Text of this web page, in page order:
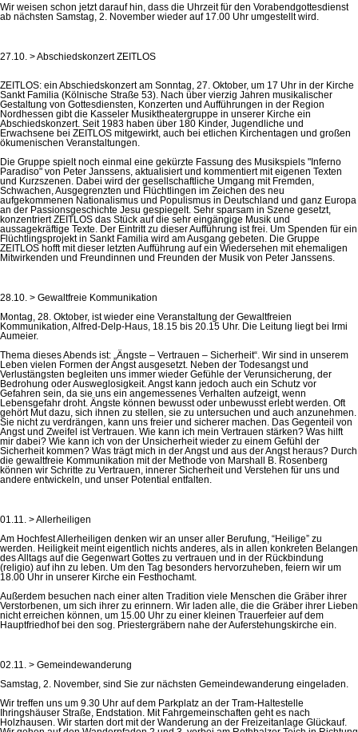
Wir weisen schon jetzt darauf hin, dass die Uhrzeit für den Vorabendgottesdienst
ab nächsten Samstag, 2. November wieder auf 17.00 Uhr umgestellt wird.
27.10. > Abschiedskonzert ZEITLOS
ZEITLOS: ein Abschiedskonzert am Sonntag, 27. Oktober, um 17 Uhr in der Kirche
Sankt Familia (Kölnische Straße 53). Nach über vierzig Jahren musikalischer
Gestaltung von Gottesdiensten, Konzerten und Aufführungen in der Region
Nordhessen gibt die Kasseler Musiktheatergruppe in unserer Kirche ein
Abschiedskonzert. Seit 1983 haben über 180 Kinder, Jugendliche und
Erwachsene bei ZEITLOS mitgewirkt, auch bei etlichen Kirchentagen und großen
ökumenischen Veranstaltungen.
Die Gruppe spielt noch einmal eine gekürzte Fassung des Musikspiels "Inferno
Paradiso" von Peter Janssens, aktualisiert und kommentiert mit eigenen Texten
und Kurzszenen. Dabei wird der gesellschaftliche Umgang mit Fremden,
Schwachen, Ausgegrenzten und Flüchtlingen im Zeichen des neu
aufgekommenen Nationalismus und Populismus in Deutschland und ganz Europa
an der Passionsgeschichte Jesu gespiegelt. Sehr sparsam in Szene gesetzt,
konzentriert ZEITLOS das Stück auf die sehr eingängige Musik und
aussagekräftige Texte. Der Eintritt zu dieser Aufführung ist frei. Um Spenden für ein
Flüchtlingsprojekt in Sankt Familia wird am Ausgang gebeten. Die Gruppe
ZEITLOS hofft mit dieser letzten Aufführung auf ein Wiedersehen mit ehemaligen
Mitwirkenden und Freundinnen und Freunden der Musik von Peter Janssens.
28.10. > Gewaltfreie Kommunikation
Montag, 28. Oktober, ist wieder eine Veranstaltung der Gewaltfreien
Kommunikation, Alfred-Delp-Haus, 18.15 bis 20.15 Uhr. Die Leitung liegt bei Irmi
Aumeier.
Thema dieses Abends ist: „Ängste – Vertrauen – Sicherheit“. Wir sind in unserem
Leben vielen Formen der Angst ausgesetzt. Neben der Todesangst und
Verlustängsten begleiten uns immer wieder Gefühle der Verunsicherung, der
Bedrohung oder Ausweglosigkeit. Angst kann jedoch auch ein Schutz vor
Gefahren sein, da sie uns ein angemessenes Verhalten aufzeigt, wenn
Lebensgefahr droht. Ängste können bewusst oder unbewusst erlebt werden. Oft
gehört Mut dazu, sich ihnen zu stellen, sie zu untersuchen und auch anzunehmen.
Sie nicht zu verdrängen, kann uns freier und sicherer machen. Das Gegenteil von
Angst und Zweifel ist Vertrauen. Wie kann ich mein Vertrauen stärken? Was hilft
mir dabei? Wie kann ich von der Unsicherheit wieder zu einem Gefühl der
Sicherheit kommen? Was trägt mich in der Angst und aus der Angst heraus? Durch
die gewaltfreie Kommunikation mit der Methode von Marshall B. Rosenberg
können wir Schritte zu Vertrauen, innerer Sicherheit und Verstehen für uns und
andere entwickeln, und unser Potential entfalten.
01.11. > Allerheiligen
Am Hochfest Allerheiligen denken wir an unser aller Berufung, “Heilige” zu
werden. Heiligkeit meint eigentlich nichts anderes, als in allen konkreten Belangen
des Alltags auf die Gegenwart Gottes zu vertrauen und in der Rückbindung
(religio) auf ihn zu leben. Um den Tag besonders hervorzuheben, feiern wir um
18.00 Uhr in unserer Kirche ein Festhochamt.
Außerdem besuchen nach einer alten Tradition viele Menschen die Gräber ihrer
Verstorbenen, um sich ihrer zu erinnern. Wir laden alle, die die Gräber ihrer Lieben
nicht erreichen können, um 15.00 Uhr zu einer kleinen Trauerfeier auf dem
Hauptfriedhof bei den sog. Priestergräbern nahe der Auferstehungskirche ein.
02.11. > Gemeindewanderung
Samstag, 2. November, sind Sie zur nächsten Gemeindewanderung eingeladen.
Wir treffen uns um 9.30 Uhr auf dem Parkplatz an der Tram-Haltestelle
Ihringshäuser Straße, Endstation. Mit Fahrgemeinschaften geht es nach
Holzhausen. Wir starten dort mit der Wanderung an der Freizeitanlage Glückauf.